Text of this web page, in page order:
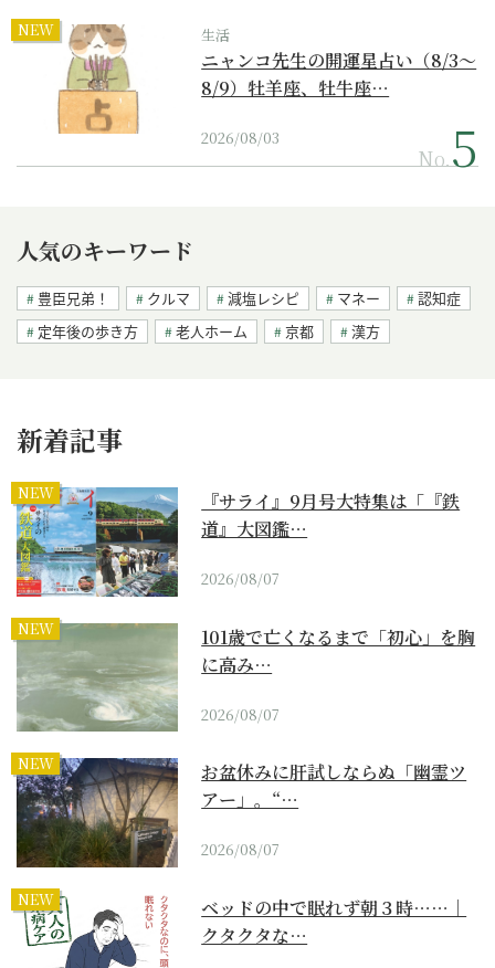
NEW 生活
ニャンコ先生の開運星占い（8/3～
8/9）牡羊座、牡牛座…
2026/08/03
No.
人気のキーワード
豊臣兄弟！ クルマ 減塩レシピ マネー
認知症
定年後の歩き方
老人ホーム 京都 漢方
新着記事
NEW
『サライ』9月号大特集は「『鉄
道』大図鑑…
2026/08/07
NEW
101歳で亡くなるまで「初心」を胸
に高み…
2026/08/07
NEW
お盆休みに肝試しならぬ「幽霊ツ
アー」。“…
2026/08/07
NEW
ベッドの中で眠れず朝３時……｜
クタクタな…